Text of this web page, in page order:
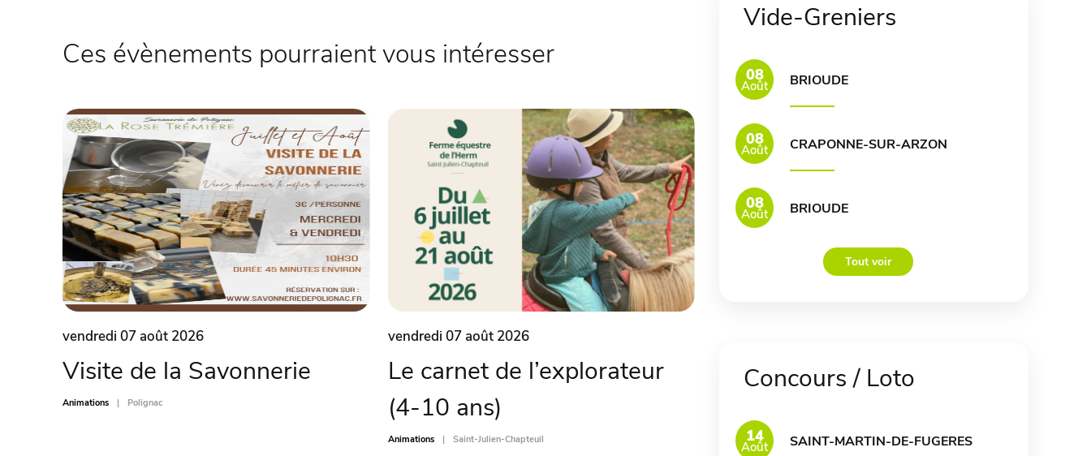
Ces évènements pourraient vous intéresser
vendredi 07 août 2026
Visite de la Savonnerie
Animations Polignac
vendredi 07 août 2026
Le carnet de l’explorateur
(4-10 ans)
Animations Saint-Julien-Chapteuil
Vide-Greniers
08
Août BRIOUDE
08
Août CRAPONNE-SUR-ARZON
08
Août BRIOUDE
Tout voir
Concours / Loto
14
Août SAINT-MARTIN-DE-FUGERES